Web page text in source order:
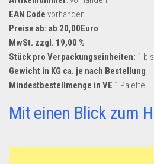
EAN Code vorhanden
Preise ab: ab 20,00Euro
MwSt. zzgl. 19,00 %
Stück pro Verpackungseinheiten: 1
Gewicht in KG ca. je nach Bestellung
Mindestbestellmenge in VE 1 Palette
Mit einen Blick zum